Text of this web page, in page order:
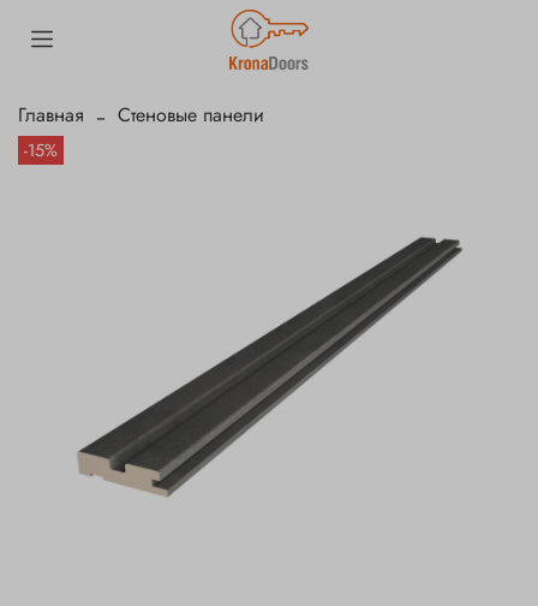
Главная Стеновые панели
-15%